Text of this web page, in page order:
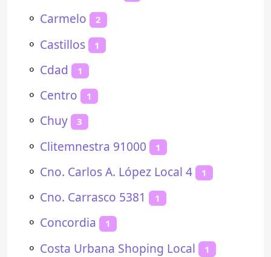
⚬ Carmelo 2
⚬ Castillos 1
⚬ Cdad 1
⚬ Centro 1
⚬ Chuy 3
⚬ Clitemnestra 91000 1
⚬ Cno. Carlos A. López Local 4 1
⚬ Cno. Carrasco 5381 1
⚬ Concordia 1
⚬ Costa Urbana Shoping Local 1